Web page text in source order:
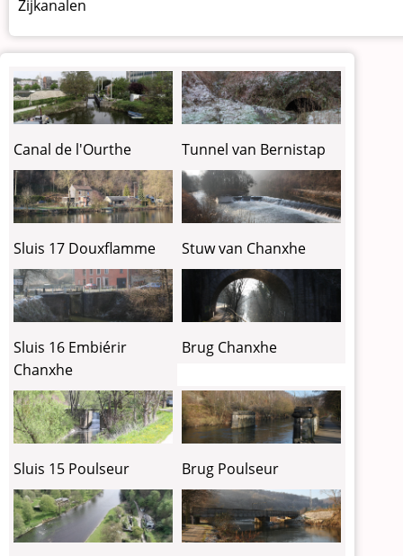
Zijkanalen
Canal de l'Ourthe Tunnel van Bernistap
Sluis 17 Douxflamme Stuw van Chanxhe
Sluis 16 Embiérir
Chanxhe
Brug Chanxhe
Sluis 15 Poulseur Brug Poulseur